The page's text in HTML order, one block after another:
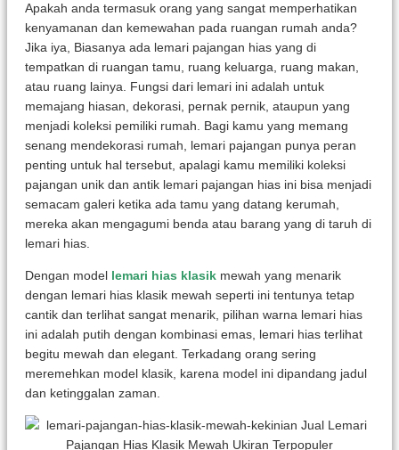
Apakah anda termasuk orang yang sangat memperhatikan
kenyamanan dan kemewahan pada ruangan rumah anda?
Jika iya, Biasanya ada lemari pajangan hias yang di
tempatkan di ruangan tamu, ruang keluarga, ruang makan,
atau ruang lainya. Fungsi dari lemari ini adalah untuk
memajang hiasan, dekorasi, pernak pernik, ataupun yang
menjadi koleksi pemiliki rumah. Bagi kamu yang memang
senang mendekorasi rumah, lemari pajangan punya peran
penting untuk hal tersebut, apalagi kamu memiliki koleksi
pajangan unik dan antik lemari pajangan hias ini bisa menjadi
semacam galeri ketika ada tamu yang datang kerumah,
mereka akan mengagumi benda atau barang yang di taruh di
lemari hias.
Dengan model lemari hias klasik mewah yang menarik
dengan lemari hias klasik mewah seperti ini tentunya tetap
cantik dan terlihat sangat menarik, pilihan warna lemari hias
ini adalah putih dengan kombinasi emas, lemari hias terlihat
begitu mewah dan elegant. Terkadang orang sering
meremehkan model klasik, karena model ini dipandang jadul
dan ketinggalan zaman.